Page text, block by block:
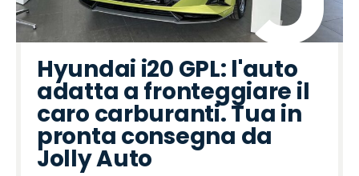
Hyundai i20 GPL: l'auto
adatta a fronteggiare il
caro carburanti. Tua in
pronta consegna da
Jolly Auto